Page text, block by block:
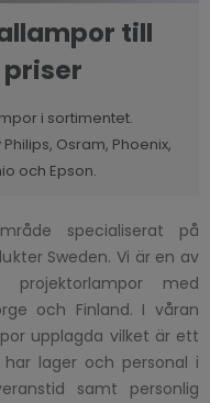
till
i sortimentet.
Osram, Phoenix,
och Epson.
specialiserat på
Sweden. Vi är en av
med
och Finland. I våran
upplagda vilket är ett
lager och personal i
samt personlig